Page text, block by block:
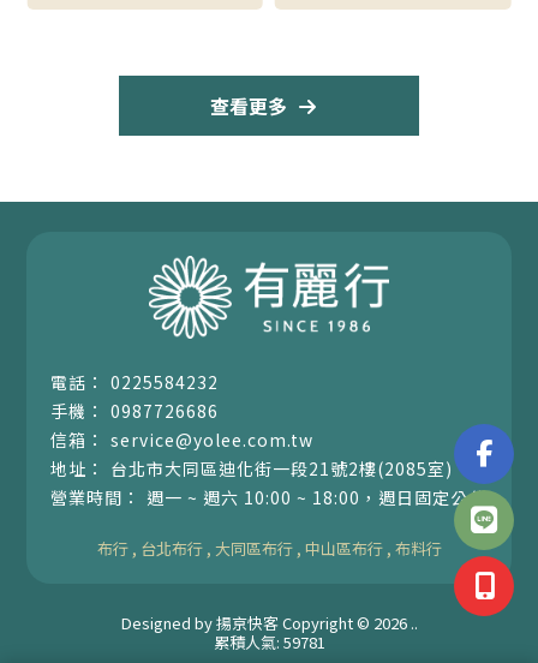
查看更多
0225584232
0987726686
service@yolee.com.tw
台北市大同區迪化街一段21號2樓(2085室)
週一 ~ 週六 10:00 ~ 18:00，週日固定公休
布行 台北布行 大同區布行 中山區布行 布料行
Designed by揚京快客Copyright © 2026 ..
累積人氣: 59781